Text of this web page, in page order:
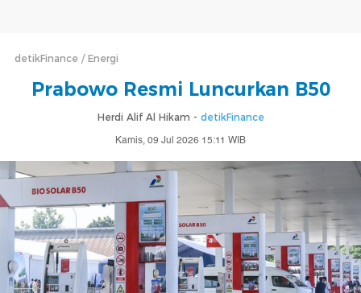
detikFinance Energi
Prabowo Resmi Luncurkan B50
Herdi Alif Al Hikam - detikFinance
Kamis, 09 Jul 2026 15:11 WIB